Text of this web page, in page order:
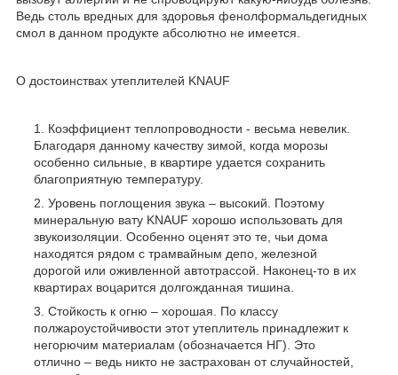
Ведь столь вредных для здоровья фенолформальдегидных
смол в данном продукте абсолютно не имеется.
О достоинствах утеплителей KNAUF
Коэффициент теплопроводности - весьма невелик.
Благодаря данному качеству зимой, когда морозы
особенно сильные, в квартире удается сохранить
благоприятную температуру.
Уровень поглощения звука – высокий. Поэтому
минеральную вату KNAUF хорошо использовать для
звукоизоляции. Особенно оценят это те, чьи дома
находятся рядом с трамвайным депо, железной
дорогой или оживленной автотрассой. Наконец-то в их
квартирах воцарится долгожданная тишина.
Стойкость к огню – хорошая. По классу
полжароустойчивости этот утеплитель принадлежит к
негорючим материалам (обозначается НГ). Это
отлично – ведь никто не застрахован от случайностей,